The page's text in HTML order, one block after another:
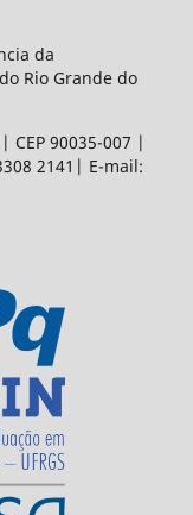
da
Rio Grande do
CEP 90035-007 |
2141| E-mail: